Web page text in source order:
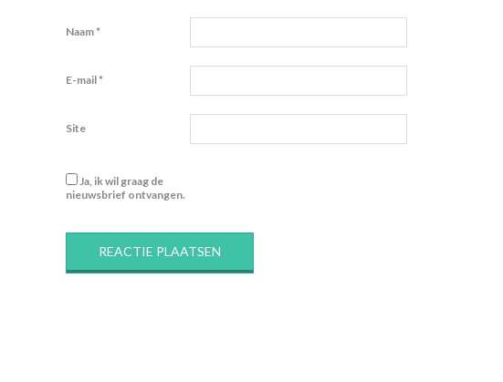
Naam*
E-mail*
Site
Ja, ik wil graag de
nieuwsbrief ontvangen.